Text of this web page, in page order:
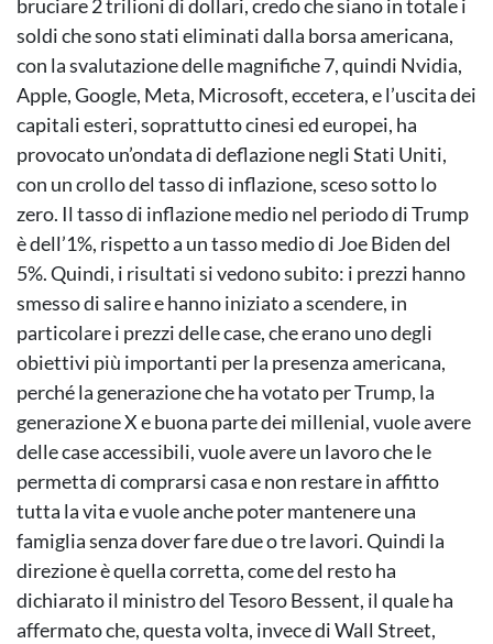
bruciare 2 trilioni di dollari, credo che siano in totale i
soldi che sono stati eliminati dalla borsa americana,
con la svalutazione delle magnifiche 7, quindi Nvidia,
Apple, Google, Meta, Microsoft, eccetera, e l’uscita dei
capitali esteri, soprattutto cinesi ed europei, ha
provocato un’ondata di deflazione negli Stati Uniti,
con un crollo del tasso di inflazione, sceso sotto lo
zero. Il tasso di inflazione medio nel periodo di Trump
è dell’1%, rispetto a un tasso medio di Joe Biden del
5%. Quindi, i risultati si vedono subito: i prezzi hanno
smesso di salire e hanno iniziato a scendere, in
particolare i prezzi delle case, che erano uno degli
obiettivi più importanti per la presenza americana,
perché la generazione che ha votato per Trump, la
generazione X e buona parte dei millenial, vuole avere
delle case accessibili, vuole avere un lavoro che le
permetta di comprarsi casa e non restare in affitto
tutta la vita e vuole anche poter mantenere una
famiglia senza dover fare due o tre lavori. Quindi la
direzione è quella corretta, come del resto ha
dichiarato il ministro del Tesoro Bessent, il quale ha
affermato che, questa volta, invece di Wall Street,